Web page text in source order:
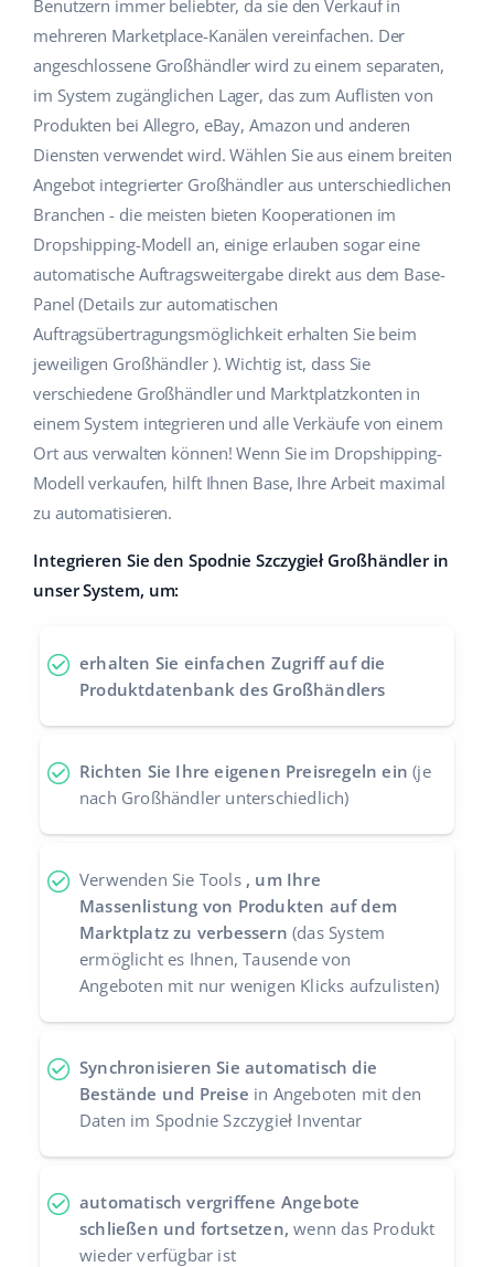
Marktplatz-Manager
Workflow-Automatisierung
Versandmanagement
Preisautomatisierung
KI für E-Commerce
Ecosystem
Base Analytics
Base Connect
Produkte für Kinder
Elektronik
Autoteile
Supermarkt
Health & Beauty
Mode
Hilfe
Akademie
Marketplace Ebook
Blog
Dienstleistungen
Systemimplementierungen
Base.com Audit
Andere
Vorteilsrechner
Zusammenarbeit und Partner
Kontakt
english (GB)
english (IN)
čeština
deutsch
Ελληνικά
español (AR)
español (MX)
Français
Italiano
português (BR)
中文
Benutzern immer beliebter, da sie den Verkauf in
mehreren Marketplace-Kanälen vereinfachen. Der
angeschlossene Großhändler wird zu einem separaten,
im System zugänglichen Lager, das zum Auflisten von
Produkten bei Allegro, eBay, Amazon und anderen
Diensten verwendet wird. Wählen Sie aus einem breiten
Angebot integrierter Großhändler aus unterschiedlichen
Branchen - die meisten bieten Kooperationen im
Dropshipping-Modell an, einige erlauben sogar eine
automatische Auftragsweitergabe direkt aus dem Base-
Panel (Details zur automatischen
Auftragsübertragungsmöglichkeit erhalten Sie beim
jeweiligen Großhändler ). Wichtig ist, dass Sie
verschiedene Großhändler und Marktplatzkonten in
einem System integrieren und alle Verkäufe von einem
Ort aus verwalten können! Wenn Sie im Dropshipping-
Modell verkaufen, hilft Ihnen Base, Ihre Arbeit maximal
zu automatisieren.
Integrieren Sie den Spodnie Szczygieł Großhändler in
unser System, um:
erhalten Sie einfachen Zugriff auf die
Produktdatenbank des Großhändlers
Richten Sie Ihre eigenen Preisregeln ein (je
nach Großhändler unterschiedlich)
Verwenden Sie Tools , um Ihre
Massenlistung von Produkten auf dem
Marktplatz zu verbessern (das System
ermöglicht es Ihnen, Tausende von
Angeboten mit nur wenigen Klicks aufzulisten)
Synchronisieren Sie automatisch die
Bestände und Preise in Angeboten mit den
Daten im Spodnie Szczygieł Inventar
automatisch vergriffene Angebote
schließen und fortsetzen, wenn das Produkt
wieder verfügbar ist